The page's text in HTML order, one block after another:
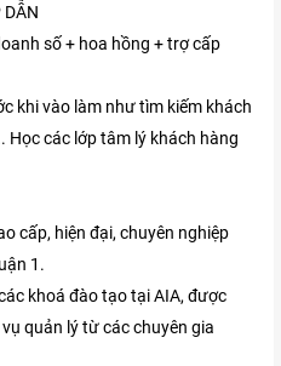
DẪN
số + hoa hồng + trợ cấp
khi vào làm như tìm kiếm khách
Học các lớp tâm lý khách hàng
cấp, hiện đại, chuyên nghiệp
1.
khoá đào tạo tại AIA, được
quản lý từ các chuyên gia